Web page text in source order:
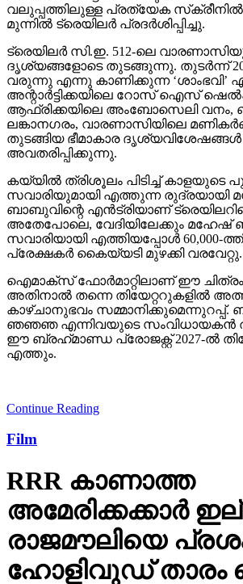
ട്രെയിലര്‍ സി.ഇ. 512-ലെ
ദൃശ്യങ്ങളോടെ തുടങ്ങുന്നു. തുടര്‍ന്ന്
വരുന്നു എന്നു കാണിക്കുന്ന ‘ശാംഭവി’
അന്റാര്‍ട്ടിക്കയിലെ റോസ് ഐസ്
ആഫ്രിക്കയിലെ അംബോസെലി വനം,
ലങ്കാനഗരം, വാരണാസിയിലെ
തുടങ്ങിയ ഭീമാകാര
അവതരിപ്പിക്കുന്നു.
കയ്യില്‍ ത്രിശൂലം പിടിച്ച് കാളയുടെ
സവാരിയുമായി എത്തുന്ന രുദ്രയായി
ബാബുവിന്റെ എന്‍ട്രിയാണ്
അതേപോലെ, വേദിയിലേക്കും മഹേഷ്
സവാരിയായി എത്തിയപ്പോള്‍ 60,000-
പ്രേക്ഷകര്‍ കൈയ്യടി മുഴക്കി വരവേറ്റു.
ഐമാക്‌സ് ഫോര്‍മാറ്റിലാണ് ഈ ചിത്രം
അതിനാല്‍ തന്നെ തിയേറ്ററുകളില്‍
കാഴ്ചാനുഭവം
ഞഞഞ എന്നിവയുടെ സംവിധായകന്‍
ഈ ബ്രഹ്‌മാണ്ഡ പ്രോജക്റ്റ് 2027-ല്‍
എത്തും.
Film
RRR കാണാത്ത
അമേരിക്കക്കാര്‍
രാജമൗലിയെ
ഹോളിവുഡ് താരം
ഐസന്‍ബെര്‍ഗ്